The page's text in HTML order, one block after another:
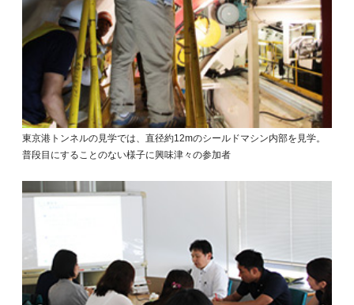
東京港トンネルの見学では、直径約12mのシールドマシン内部を見学。
普段目にすることのない様子に興味津々の参加者